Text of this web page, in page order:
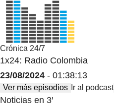
Crónica 24/7
1x24: Radio Colombia
23/08/2024 - 01:38:13
Ver más episodios Ir al podcast
Noticias en 3′